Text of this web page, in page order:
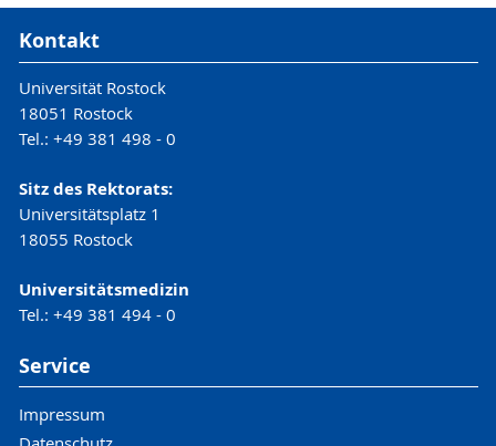
Kontakt
Universität Rostock
18051 Rostock
Tel.: +49 381 498 - 0
Sitz des Rektorats:
Universitätsplatz 1
18055 Rostock
Universitätsmedizin
Tel.: +49 381 494 - 0
Service
Impressum